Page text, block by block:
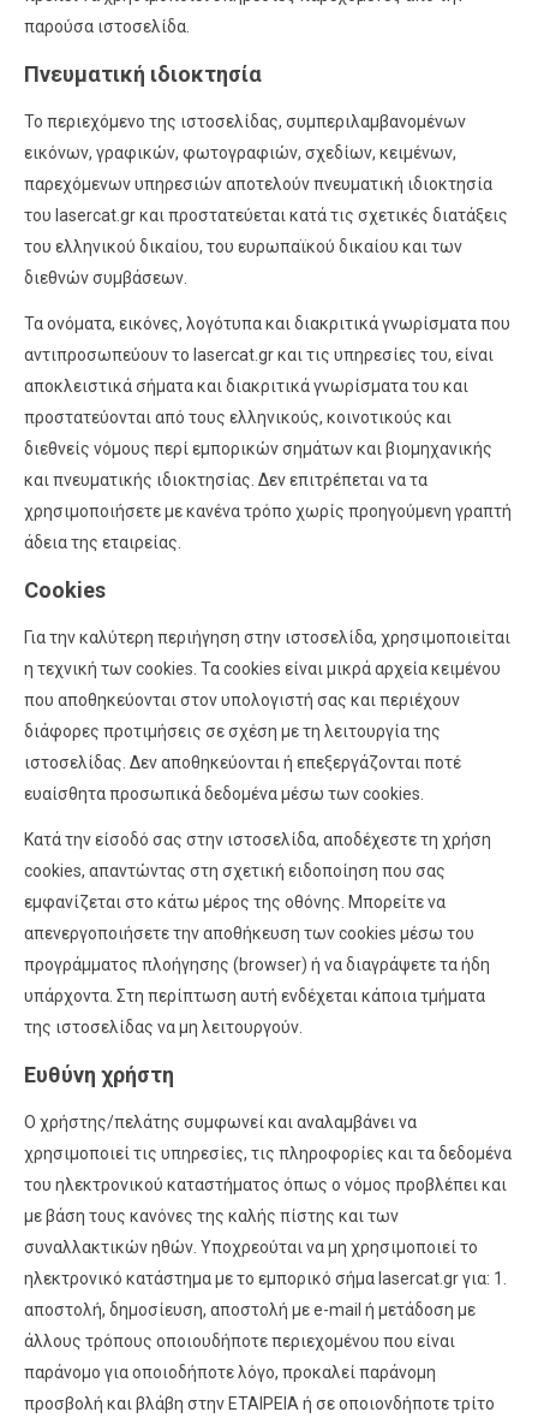
παρούσα ιστοσελίδα.
Πνευματική ιδιοκτησία
Το περιεχόμενο της ιστοσελίδας, συμπεριλαμβανομένων
εικόνων, γραφικών, φωτογραφιών, σχεδίων, κειμένων,
παρεχόμενων υπηρεσιών αποτελούν πνευματική ιδιοκτησία
του lasercat.gr και προστατεύεται κατά τις σχετικές διατάξεις
του ελληνικού δικαίου, του ευρωπαϊκού δικαίου και των
διεθνών συμβάσεων.
Τα ονόματα, εικόνες, λογότυπα και διακριτικά γνωρίσματα που
αντιπροσωπεύουν το lasercat.gr και τις υπηρεσίες του, είναι
αποκλειστικά σήματα και διακριτικά γνωρίσματα του και
προστατεύονται από τους ελληνικούς, κοινοτικούς και
διεθνείς νόμους περί εμπορικών σημάτων και βιομηχανικής
και πνευματικής ιδιοκτησίας. Δεν επιτρέπεται να τα
χρησιμοποιήσετε με κανένα τρόπο χωρίς προηγούμενη γραπτή
άδεια της εταιρείας.
Cookies
Για την καλύτερη περιήγηση στην ιστοσελίδα, χρησιμοποιείται
η τεχνική των cookies. Τα cookies είναι μικρά αρχεία κειμένου
που αποθηκεύονται στον υπολογιστή σας και περιέχουν
διάφορες προτιμήσεις σε σχέση με τη λειτουργία της
ιστοσελίδας. Δεν αποθηκεύονται ή επεξεργάζονται ποτέ
ευαίσθητα προσωπικά δεδομένα μέσω των cookies.
Κατά την είσοδό σας στην ιστοσελίδα, αποδέχεστε τη χρήση
cookies, απαντώντας στη σχετική ειδοποίηση που σας
εμφανίζεται στο κάτω μέρος της οθόνης. Μπορείτε να
απενεργοποιήσετε την αποθήκευση των cookies μέσω του
προγράμματος πλοήγησης (browser) ή να διαγράψετε τα ήδη
υπάρχοντα. Στη περίπτωση αυτή ενδέχεται κάποια τμήματα
της ιστοσελίδας να μη λειτουργούν.
Ευθύνη χρήστη
Ο χρήστης/πελάτης συμφωνεί και αναλαμβάνει να
χρησιμοποιεί τις υπηρεσίες, τις πληροφορίες και τα δεδομένα
του ηλεκτρονικού καταστήματος όπως ο νόμος προβλέπει και
με βάση τους κανόνες της καλής πίστης και των
συναλλακτικών ηθών. Υποχρεούται να μη χρησιμοποιεί τo
ηλεκτρονικό κατάστημα με το εμπορικό σήμα lasercat.gr για: 1.
αποστολή, δημοσίευση, αποστολή με e-mail ή μετάδοση με
άλλους τρόπους οποιουδήποτε περιεχομένου που είναι
παράνομο για οποιοδήποτε λόγο, προκαλεί παράνομη
προσβολή και βλάβη στην ΕΤΑΙΡΕΙΑ ή σε οποιονδήποτε τρίτο